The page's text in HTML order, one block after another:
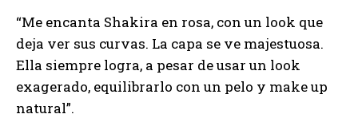
“Me encanta Shakira en rosa, con un look que
deja ver sus curvas. La capa se ve majestuosa.
Ella siempre logra, a pesar de usar un look
exagerado, equilibrarlo con un pelo y make up
natural”.